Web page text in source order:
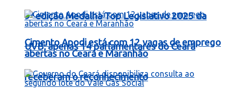
9ª edição Medalha Top Legislativo 2025 da
UVB; apenas 14 parlamentares do Ceará
receberam o reconhecimento
Cimento Apodi está com 12 vagas de emprego
abertas no Ceará e Maranhão